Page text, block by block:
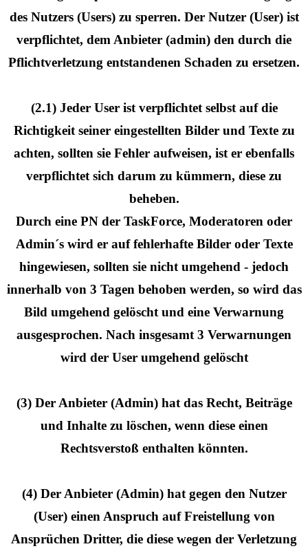
des Nutzers (Users) zu sperren. Der Nutzer (User) ist
verpflichtet, dem Anbieter (admin) den durch die
Pflichtverletzung entstandenen Schaden zu ersetzen.
(2.1) Jeder User ist verpflichtet selbst auf die
Richtigkeit seiner eingestellten Bilder und Texte zu
achten, sollten sie Fehler aufweisen, ist er ebenfalls
verpflichtet sich darum zu kümmern, diese zu
beheben.
Durch eine PN der TaskForce, Moderatoren oder
Admin´s wird er auf fehlerhafte Bilder oder Texte
hingewiesen, sollten sie nicht umgehend - jedoch
innerhalb von 3 Tagen behoben werden, so wird das
Bild umgehend gelöscht und eine Verwarnung
ausgesprochen. Nach insgesamt 3 Verwarnungen
wird der User umgehend gelöscht
(3) Der Anbieter (Admin) hat das Recht, Beiträge
und Inhalte zu löschen, wenn diese einen
Rechtsverstoß enthalten könnten.
(4) Der Anbieter (Admin) hat gegen den Nutzer
(User) einen Anspruch auf Freistellung von
Ansprüchen Dritter, die diese wegen der Verletzung